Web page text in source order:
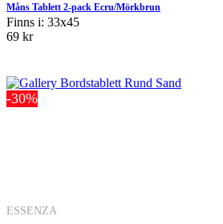
Måns Tablett 2-pack Ecru/Mörkbrun
Finns i: 33x45
69 kr
-30%
ESSENZA